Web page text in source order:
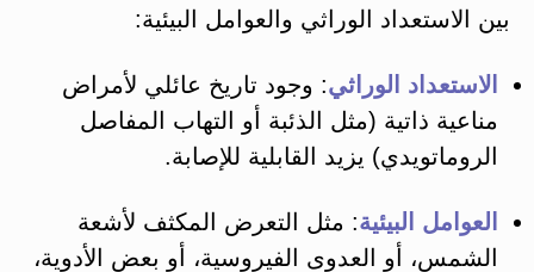
بين الاستعداد الوراثي والعوامل البيئية​:
الاستعداد الوراثي: وجود تاريخ عائلي لأمراض
مناعية ذاتية (مثل الذئبة أو التهاب المفاصل
الروماتويدي) يزيد القابلية للإصابة​.
العوامل البيئية: مثل التعرض المكثف لأشعة
الشمس، أو العدوى الفيروسية، أو بعض الأدوية،